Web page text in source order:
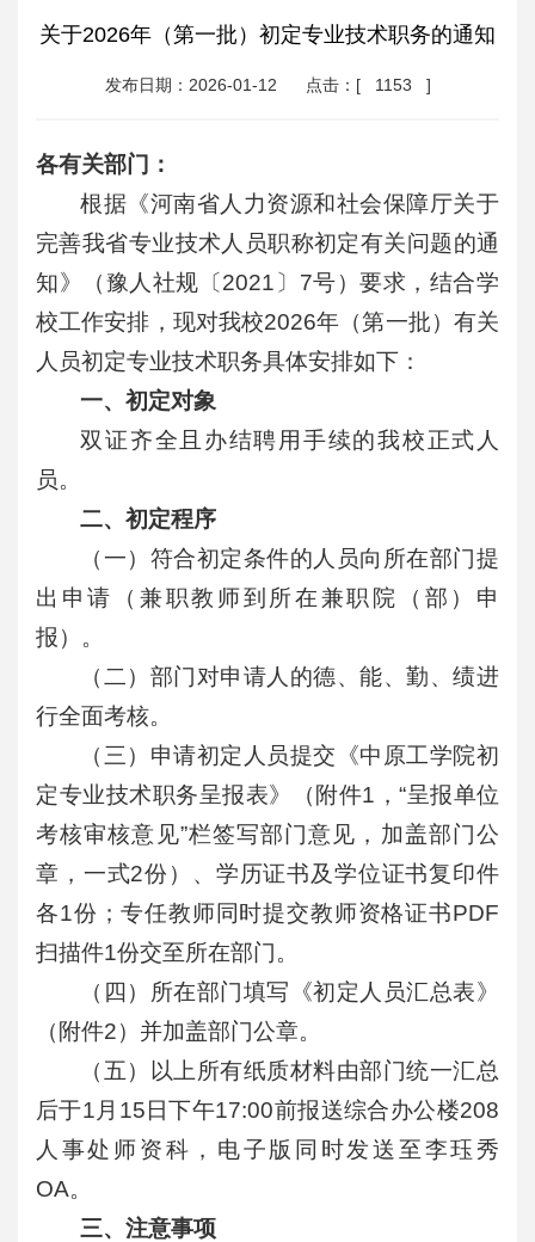
关于2026年（第一批）初定专业技术职务的通知
发布日期：2026-01-12 点击：[ 1153 ]
各有关部门：
根据《河南省人力资源和社会保障厅关于
完善我省专业技术人员职称初定有关问题的通
知》（豫人社规〔2021〕7号）要求，结合学
校工作安排，现对我校2026年（第一批）有关
人员初定专业技术职务具体安排如下：
一、初定对象
双证齐全且办结聘用手续的我校正式人
员。
二、初定程序
（一）符合初定条件的人员向所在部门提
出申请（兼职教师到所在兼职院（部）申
报）。
（二）部门对申请人的德、能、勤、绩进
行全面考核。
（三）申请初定人员提交《中原工学院初
定专业技术职务呈报表》（附件1，“呈报单位
考核审核意见”栏签写部门意见，加盖部门公
章，一式2份）、学历证书及学位证书复印件
各1份；专任教师同时提交教师资格证书PDF
扫描件1份交至所在部门。
（四）所在部门填写《初定人员汇总表》
（附件2）并加盖部门公章。
（五）以上所有纸质材料由部门统一汇总
后于1月15日下午17:00前报送综合办公楼208
人事处师资科，电子版同时发送至李珏秀
OA。
三、注意事项